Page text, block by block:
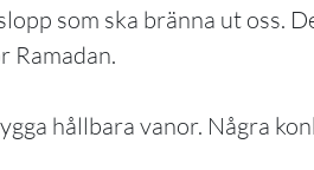
som ska bränna ut oss.
Ramadan.
hållbara vanor. Några